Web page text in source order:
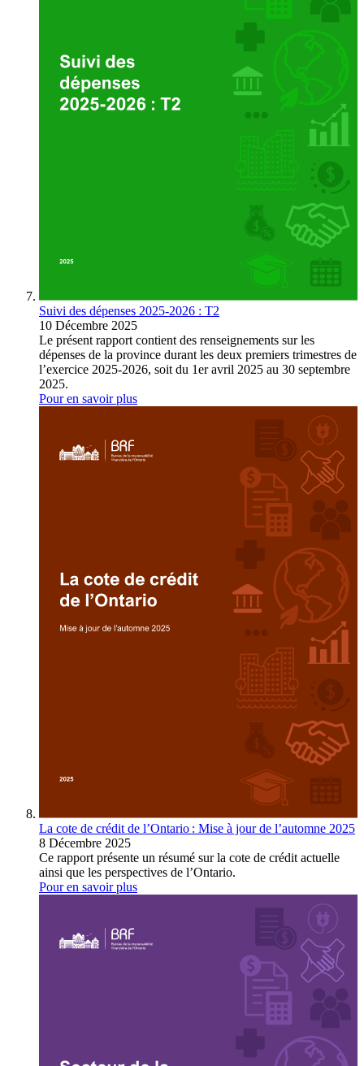
Suivi des dépenses 2025-2026 : T2
10 Décembre 2025
Le présent rapport contient des renseignements sur les
dépenses de la province durant les deux premiers trimestres de
l’exercice 2025-2026, soit du 1er avril 2025 au 30 septembre
2025.
Pour en savoir plus
La cote de crédit de l’Ontario : Mise à jour de l’automne 2025
8 Décembre 2025
Ce rapport présente un résumé sur la cote de crédit actuelle
ainsi que les perspectives de l’Ontario.
Pour en savoir plus